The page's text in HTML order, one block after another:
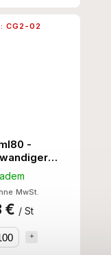
-
- Braun
Krt
MwSt.
€ / St
CG2-02